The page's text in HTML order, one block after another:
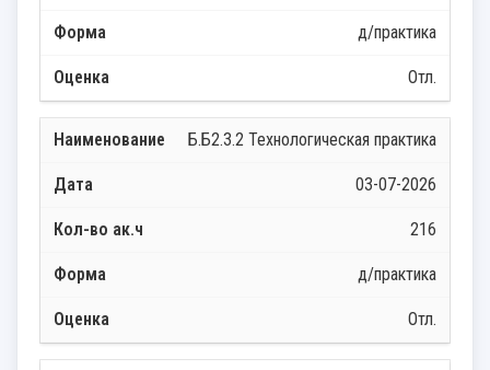
д/практика
Отл.
Б.Б2.3.2 Технологическая практика
03-07-2026
216
д/практика
Отл.